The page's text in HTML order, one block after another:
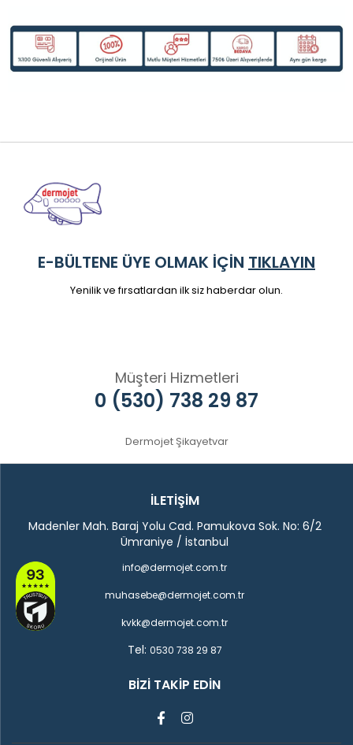
E-BÜLTENE ÜYE OLMAK İÇİN TIKLAYIN
Yenilik ve fırsatlardan ilk siz haberdar olun.
Müşteri Hizmetleri
0 (530) 738 29 87
Dermojet Şikayetvar
İLETİŞİM
Madenler Mah. Baraj Yolu Cad. Pamukova Sok. No: 6/2
Ümraniye / İstanbul
info@dermojet.com.tr
muhasebe@dermojet.com.tr
kvkk@dermojet.com.tr
Tel: 0530 738 29 87
BIZI TAKIP EDIN